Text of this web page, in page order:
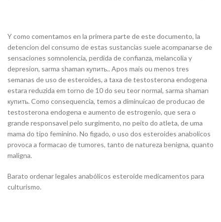
Y como comentamos en la primera parte de este documento, la
detencion del consumo de estas sustancias suele acompanarse de
sensaciones somnolencia, perdida de confianza, melancolia y
depresion, sarma shaman купить.. Apos mais ou menos tres
semanas de uso de esteroides, a taxa de testosterona endogena
estara reduzida em torno de 10 do seu teor normal, sarma shaman
купить. Como consequencia, temos a diminuicao de producao de
testosterona endogena e aumento de estrogenio, que sera o
grande responsavel pelo surgimento, no peito do atleta, de uma
mama do tipo feminino. No figado, o uso dos esteroides anabolicos
provoca a formacao de tumores, tanto de natureza benigna, quanto
maligna.
Barato ordenar legales anabólicos esteroide medicamentos para
culturismo.